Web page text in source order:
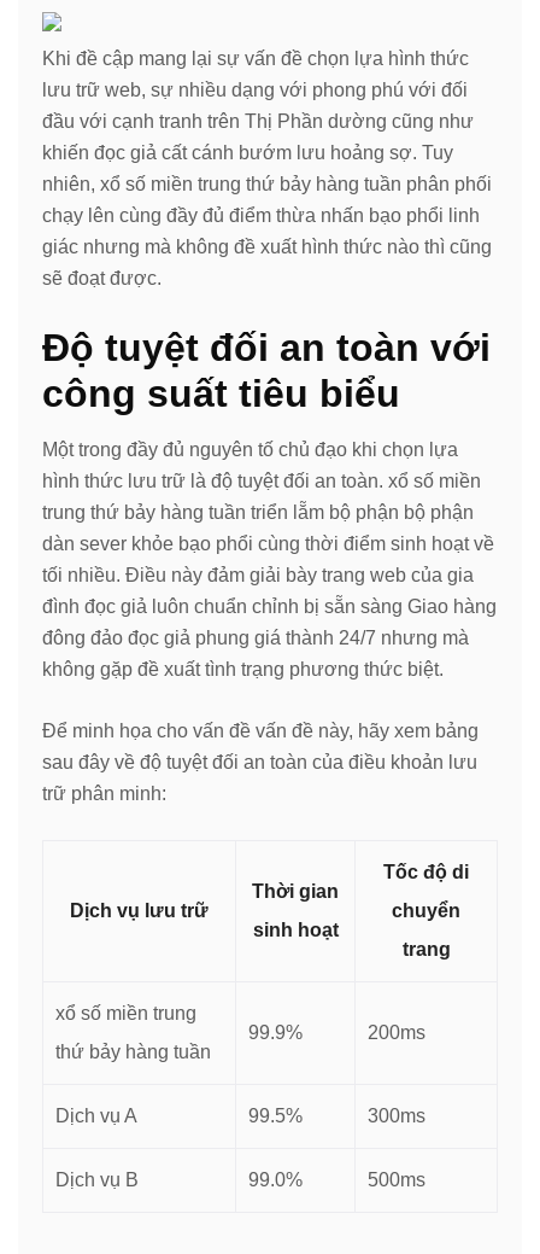
Khi đề cập mang lại sự vấn đề chọn lựa hình thức
lưu trữ web, sự nhiều dạng với phong phú với đối
đầu với cạnh tranh trên Thị Phần dường cũng như
khiến đọc giả cất cánh bướm lưu hoảng sợ. Tuy
nhiên, xổ số miền trung thứ bảy hàng tuần phân phối
chạy lên cùng đầy đủ điểm thừa nhấn bạo phổi linh
giác nhưng mà không đề xuất hình thức nào thì cũng
sẽ đoạt được.
Độ tuyệt đối an toàn với
công suất tiêu biểu
Một trong đầy đủ nguyên tố chủ đạo khi chọn lựa
hình thức lưu trữ là độ tuyệt đối an toàn. xổ số miền
trung thứ bảy hàng tuần triển lẵm bộ phận bộ phận
dàn sever khỏe bạo phổi cùng thời điểm sinh hoạt về
tối nhiều. Điều này đảm giải bày trang web của gia
đình đọc giả luôn chuẩn chỉnh bị sẵn sàng Giao hàng
đông đảo đọc giả phung giá thành 24/7 nhưng mà
không gặp đề xuất tình trạng phương thức biệt.
Để minh họa cho vấn đề vấn đề này, hãy xem bảng
sau đây về độ tuyệt đối an toàn của điều khoản lưu
trữ phân minh:
Dịch vụ lưu trữ
Thời gian
sinh hoạt
Tốc độ di
chuyển
trang
xổ số miền trung
thứ bảy hàng tuần
99.9% 200ms
Dịch vụ A 99.5% 300ms
Dịch vụ B 99.0% 500ms